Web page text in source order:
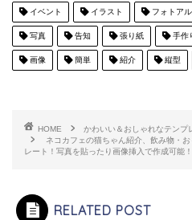
イベント イラスト フォトア
写真 告知 張り紙 手作
画像 簡単 紹介 縦型
HOME かわいい＆おしゃれなテンプ
ネコカフェの猫ちゃん紹介、飲み物・
レート！写真を貼ったり画像挿入で作成可能！
RELATED POST